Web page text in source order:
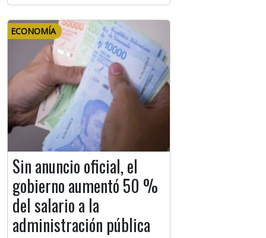
ECONOMÍA
Sin anuncio oficial, el
gobierno aumentó 50 %
del salario a la
administración pública